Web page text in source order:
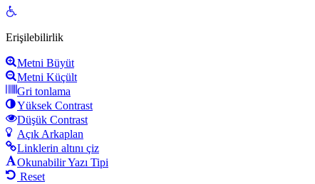
Open
Erişilebilirlik
Metni Büyüt
Metni Küçült
Gri tonlama
Yüksek Contrast
Düşük Contrast
Açık Arkaplan
Linklerin altını çiz
Okunabilir Yazı Tipi
Reset